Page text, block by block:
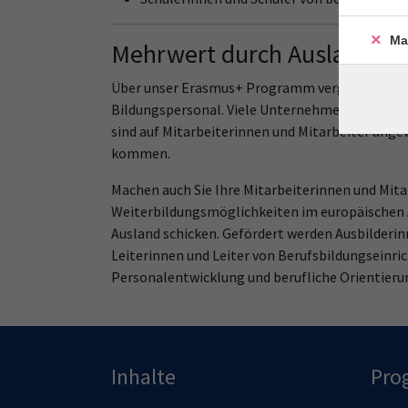
Mehrwert durch
Über unser Erasmus+ Programm vergeben wir
Bildungspersonal. Viele Unternehmen nutzen
sind auf Mitarbeiterinnen und Mitarbeiter
kommen.
Machen auch Sie Ihre Mitarbeiterinnen und
Weiterbildungsmöglichkeiten im europäischen
Ausland schicken. Gefördert werden
Leiterinnen und Leiter von
Personalentwicklung und berufliche
Inhalte